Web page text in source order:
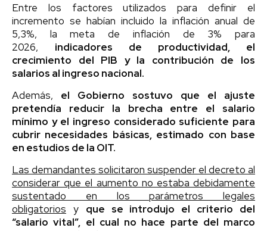
Entre los factores utilizados para definir el
incremento se habían incluido la inflación anual de
5,3%, la meta de inflación de 3% para
2026, indicadores de productividad, el
crecimiento del PIB y la contribución de los
salarios al ingreso nacional.
Además, el Gobierno sostuvo que el ajuste
pretendía reducir la brecha entre el salario
mínimo y el ingreso considerado suficiente para
cubrir necesidades básicas, estimado con base
en estudios de la OIT.
Las demandantes solicitaron suspender el decreto al
considerar que el aumento no estaba debidamente
sustentado en los parámetros legales
obligatorios y que se introdujo el criterio del
“salario vital”, el cual no hace parte del marco